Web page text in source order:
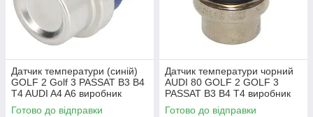
Датчик температури (синій)
GOLF 2 Golf 3 PASSAT B3 B4
T4 AUDI A4 A6 виробник
Topran Німеччина
Готово до відправки
Датчик температури чорний
AUDI 80 GOLF 2 GOLF 3
PASSAT B3 B4 T4 виробник
TOPRAN Німеччина
Готово до відправки